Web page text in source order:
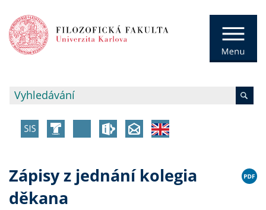
Zápisy z jednání kolegia
děkana